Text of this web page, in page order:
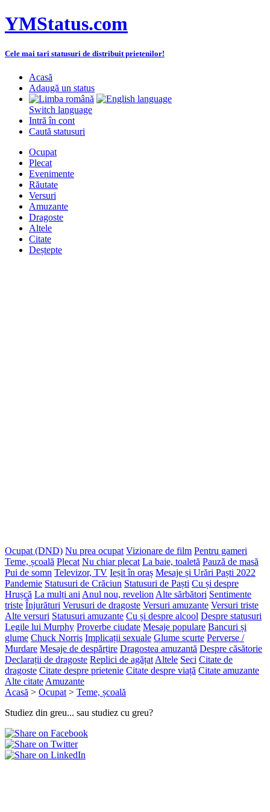
YMStatus.com
Cele mai tari statusuri de distribuit prietenilor!
Acasă
Adaugă un status
Switch language
Intră în cont
Caută statusuri
Ocupat
Plecat
Evenimente
Răutate
Versuri
Amuzante
Dragoste
Altele
Citate
Deștepte
Ocupat (DND) Nu prea ocupat Vizionare de film Pentru gameri
Teme, școală Plecat Nu chiar plecat La baie, toaletă Pauză de masă
Pui de somn Televizor, TV Ieșit în oraș Mesaje și Urări Paști 2022
Pandemie Statusuri de Crăciun Statusuri de Paști Cu și despre
Hrușcă La mulți ani Anul nou, revelion Alte sărbători Sentimente
triste Înjurături Verusuri de dragoste Versuri amuzante Versuri triste
Alte versuri Statusuri amuzante Cu și despre alcool Despre statusuri
Legile lui Murphy Proverbe ciudate Mesaje populare Bancuri și
glume Chuck Norris Implicații sexuale Glume scurte Perverse /
Murdare Mesaje de despărțire Dragostea amuzantă Despre căsătorie
Declarații de dragoste Replici de agățat Altele Seci Citate de
dragoste Citate despre prietenie Citate despre viață Citate amuzante
Alte citate Amuzante
Acasă > Ocupat > Teme, școală
Studiez din greu... sau studiez cu greu?